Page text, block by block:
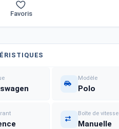
Favoris
Modèle
Polo
Boîte de vitesse
Manuelle